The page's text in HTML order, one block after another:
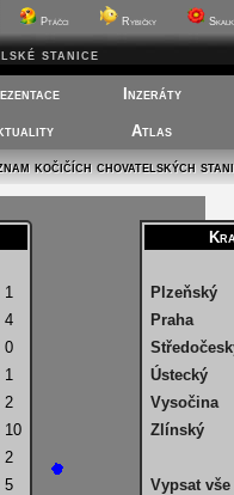
Ptáčci Rybičky
stanice
Inzeráty
Atlas
kočičích chovatelských
1
4
0
1
2
10
2
5
Plzeňský
Praha
Ústecký
Vysočina
Zlínský
Vypsat vše